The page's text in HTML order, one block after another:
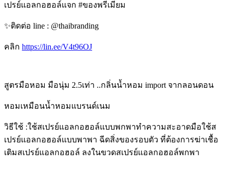
เปรย์แอลกอฮอล์แจก #ของพรีเมียม
✨️ติดต่อ line : @thaibranding
คลิก https://lin.ee/V4t96OJ
สูตรมือหอม มือนุ่ม 2.5เท่า ..กลิ่นน้ำหอม import จากลอนดอน
หอมเหมือนน้ำหอมแบรนด์เนม
วิธีใช้ :ใช้สเปรย์แอลกอฮอล์แบบพกพาทำความสะอาดมือใช้ส
เปรย์แอลกอฮอล์แบบพาพา ฉีดสิ่งของรอบตัว ที่ต้องการฆ่าเชื้อ
เติมสเปรย์แอลกอฮอล์ ลงในขวดสเปรย์แอลกอฮอล์พกพา